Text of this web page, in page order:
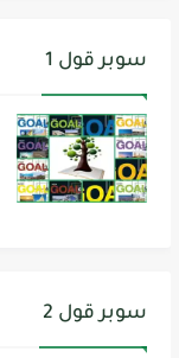
سوبر قول 1
سوبر قول 2